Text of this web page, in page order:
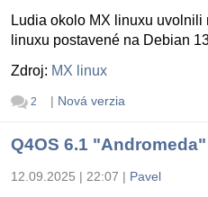
Ludia okolo MX linuxu uvolnili
linuxu postavené na Debian
Zdroj: MX linux
2 | Nová verzia
Q4OS 6.1 "Andromeda"
12.09.2025 | 22:07 | Pavel